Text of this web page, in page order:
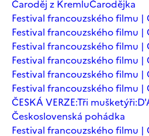
Čaroděj z KremluČarodějka
Festival francouzského filmu |
Festival francouzského filmu |
Festival francouzského filmu |
Festival francouzského filmu |
Festival francouzského filmu |
Festival francouzského filmu |
ČESKÁ VERZE:Tři
Československá pohádka
Festival francouzského filmu |